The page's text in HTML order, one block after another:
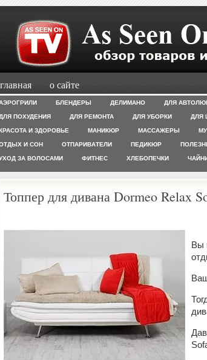
главная о сайте
БЛЕНДЕРЫ ДЕЛИМАНО ДЛЯ
ПОХУДЕНИЯ ДЛЯ РЕМОНТА ДЛЯ УБОРКИ ДЛЯ
И ЗДОРОВЬЕ МАНИКЮР МАССАЖЕРЫ
И СОН ОТПАРИВАТЕЛИ ПЕДИКЮР
ЗА ВОЛОСАМИ ФИТНЕС ХЛЕБОПЕЧКИ
Топпер для дивана Dormeo Relax
Вы